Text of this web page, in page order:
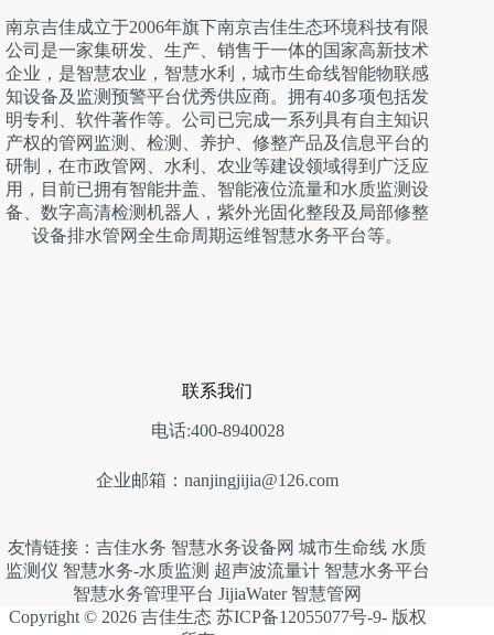
南京吉佳成立于2006年旗下南京吉佳生态环境科技有限
公司是一家集研发、生产、销售于一体的国家高新技术
企业，是智慧农业，智慧水利，城市生命线智能物联感
知设备及监测预警平台优秀供应商。拥有40多项包括发
明专利、软件著作等。公司已完成一系列具有自主知识
产权的管网监测、检测、养护、修整产品及信息平台的
研制，在市政管网、水利、农业等建设领域得到广泛应
用，目前已拥有智能井盖、智能液位流量和水质监测设
备、数字高清检测机器人，紫外光固化整段及局部修整
设备排水管网全生命周期运维智慧水务平台等。
联系我们
电话:400-8940028
企业邮箱：nanjingjijia@126.com
友情链接：吉佳水务 智慧水务设备网 城市生命线 水质
监测仪 智慧水务-水质监测 超声波流量计 智慧水务平台
智慧水务管理平台 JijiaWater 智慧管网
Copyright © 2026 吉佳生态 苏ICP备12055077号-9- 版权